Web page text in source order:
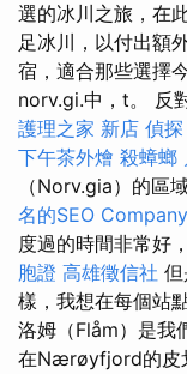
選的冰川之旅，在
足冰川，以付出額
宿，適合那些選擇
norv.gi.中，t。 反
護理之家 新店 偵探
下午茶外燴 殺蟑螂
（Norv.gia）的區
名的SEO
度過的時間非常好
胞證 高雄徵信社
樣，我想在每個站
洛姆（Flåm）是我
在Nærøyfjord的皮